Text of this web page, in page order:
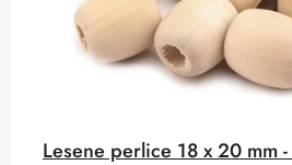
Lesene perlice 18 x 20 mm